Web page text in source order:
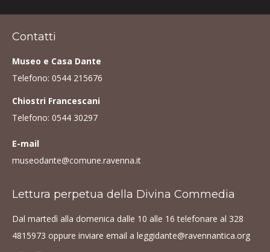
Contatti
Museo e Casa Dante
Telefono: 0544 215676
Chiostri Francescani
Telefono: 0544 30297
E-mail
museodante@comune.ravenna.it
Lettura perpetua della Divina Commedia
Dal martedì alla domenica dalle 10 alle 16 telefonare al 328
4815973 oppure inviare email a leggidante@ravennantica.org